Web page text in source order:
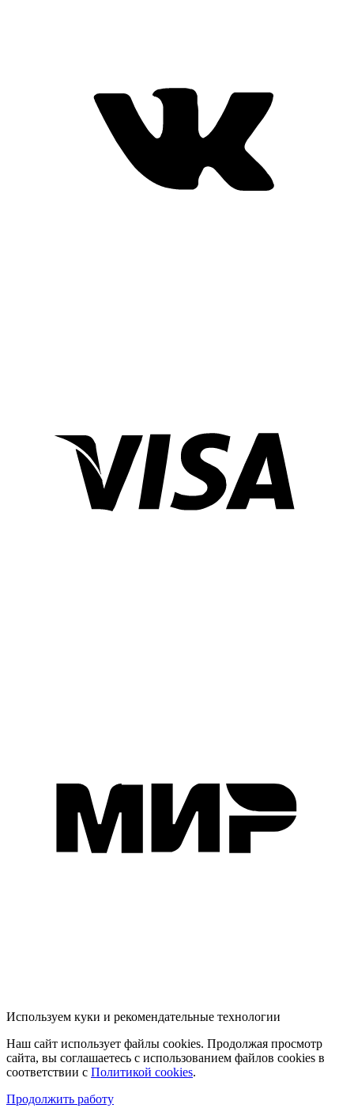
Используем куки и рекомендательные технологии
Наш сайт использует файлы cookies. Продолжая просмотр
сайта, вы соглашаетесь с использованием файлов cookies в
соответствии с Политикой cookies.
Продолжить работу